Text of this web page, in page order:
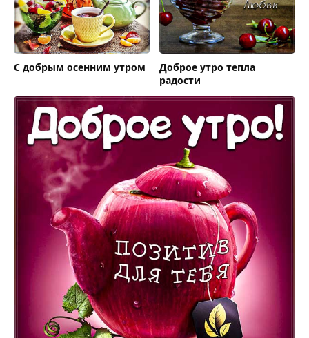
С добрым осенним утром
Доброе утро тепла
радости